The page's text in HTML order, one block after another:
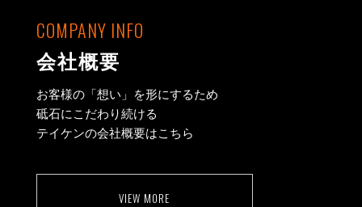
COMPANY INFO
会社概要
お客様の「想い」を形にするため
砥石にこだわり続ける
テイケンの会社概要はこちら
VIEW MORE